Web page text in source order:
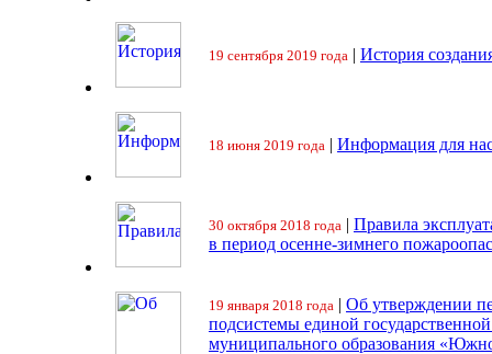
19 сентября 2019 года | История
18 июня 2019 года | Информация для
30 октября 2018 года | Правила
в период осенне-зимнего
19 января 2018 года | Об утверждении
подсистемы единой
муниципального образования